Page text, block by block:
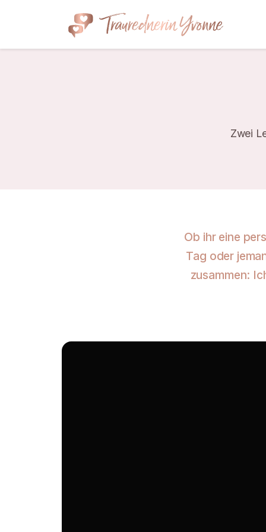
Zwei
Ob ihr eine
Tag oder
zusammen: